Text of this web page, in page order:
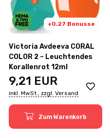
+0.27 Bonusse
Victoria Avdeeva CORAL
COLOR 2 – Leuchtendes
Korallenrot 12ml
9,21 EUR
inkl. MwSt., zzgl. Versand
Zum Warenkorb